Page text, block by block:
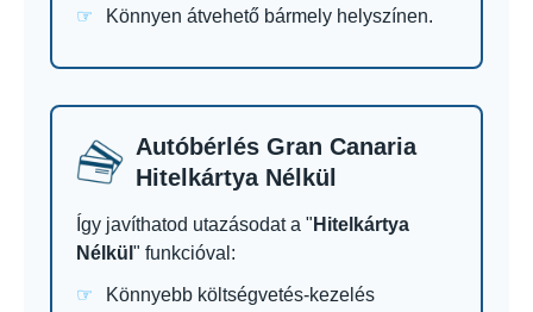
Könnyen átvehető bármely helyszínen.
Autóbérlés Gran Canaria
Hitelkártya Nélkül
Így javíthatod utazásodat a " Hitelkártya
Nélkül " funkcióval:
Könnyebb költségvetés-kezelés